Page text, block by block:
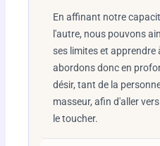
En affinant notre
l'autre, nous pouvons
ses limites et
abordons donc en
désir, tant de la
masseur, afin d'aller
le toucher.